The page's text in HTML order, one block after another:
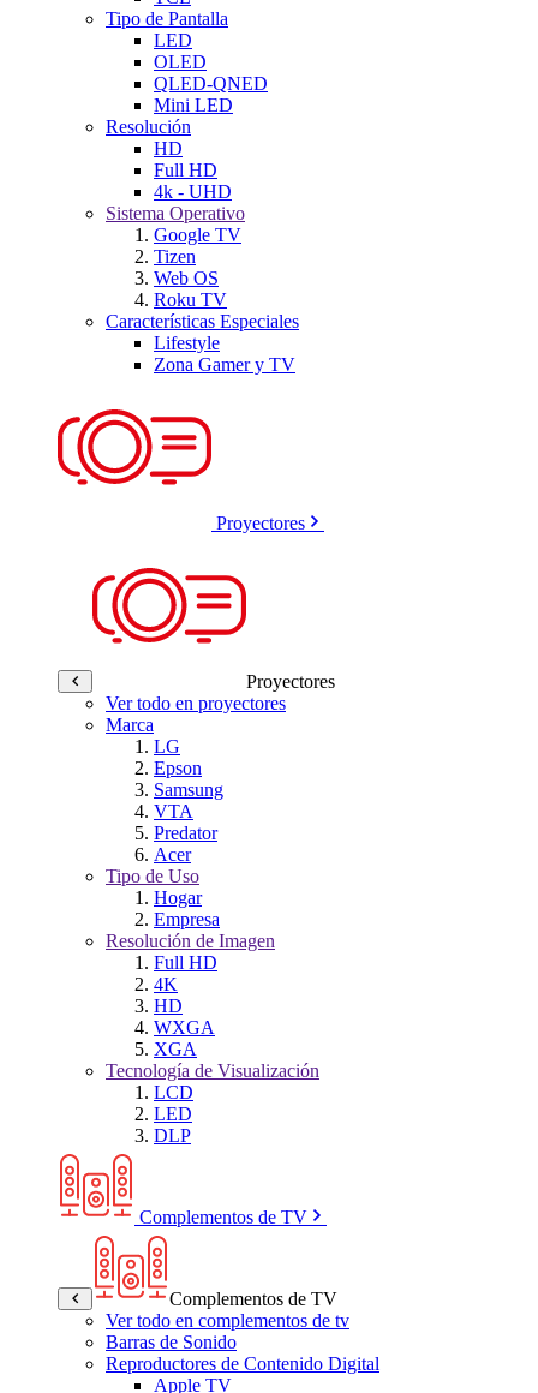
Tipo de Pantalla
LED
OLED
QLED-QNED
Mini LED
Resolución
HD
Full HD
4k - UHD
Sistema Operativo
Google TV
Tizen
Web OS
Roku TV
Características Especiales
Lifestyle
Zona Gamer y TV
Proyectores
Proyectores
Ver todo en proyectores
Marca
LG
Epson
Samsung
VTA
Predator
Acer
Tipo de Uso
Hogar
Empresa
Resolución de Imagen
Full HD
4K
HD
WXGA
XGA
Tecnología de Visualización
LCD
LED
DLP
Complementos de TV
Complementos de TV
Ver todo en complementos de tv
Barras de Sonido
Reproductores de Contenido Digital
Apple TV